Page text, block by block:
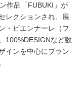
作品「FUBUKI」が
レクションされ、展
・ビエンナーレ（フ
100%DESIGNなど数
インを中心にブラン